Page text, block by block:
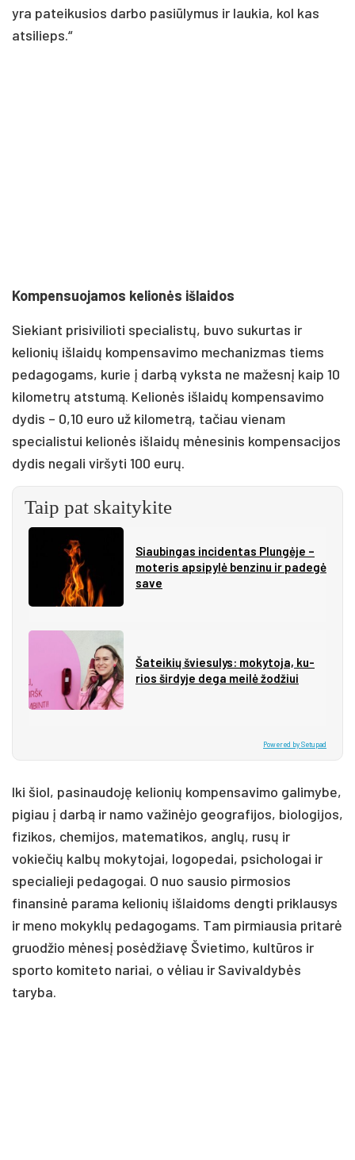
yra pateikusios darbo pasiūlymus ir laukia, kol kas
atsilieps.“
Kompensuojamos kelionės išlaidos
Siekiant prisivilioti specialistų, buvo sukurtas ir
kelionių išlaidų kompensavimo mechanizmas tiems
pedagogams, kurie į darbą vyksta ne mažesnį kaip 10
kilometrų atstumą. Kelionės išlaidų kompensavimo
dydis – 0,10 euro už kilometrą, tačiau vienam
specialistui kelionės išlaidų mėnesinis kompensacijos
dydis negali viršyti 100 eurų.
Taip pat skaitykite
Siau­bin­gas in­ci­den­tas Plun­gė­je –
mo­te­ris ap­si­py­lė ben­zi­nu ir pa­de­gė
sa­ve
Ša­tei­kių švie­su­lys: mo­ky­to­ja, ku­
rios šir­dy­je de­ga mei­lė žo­džiui
Powered by Setupad
Iki šiol, pasinaudoję kelionių kompensavimo galimybe,
pigiau į darbą ir namo važinėjo geografijos, biologijos,
fizikos, chemijos, matematikos, anglų, rusų ir
vokiečių kalbų mokytojai, logopedai, psichologai ir
specialieji pedagogai. O nuo sausio pirmosios
finansinė parama kelionių išlaidoms dengti priklausys
ir meno mokyklų pedagogams. Tam pirmiausia pritarė
gruodžio mėnesį posėdžiavę Švietimo, kultūros ir
sporto komiteto nariai, o vėliau ir Savivaldybės
taryba.